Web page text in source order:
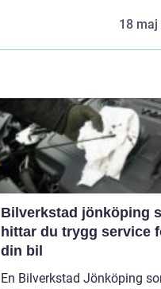
18 maj
Bilverkstad jönköping så
hittar du trygg service
din bil
En Bilverkstad Jönköping